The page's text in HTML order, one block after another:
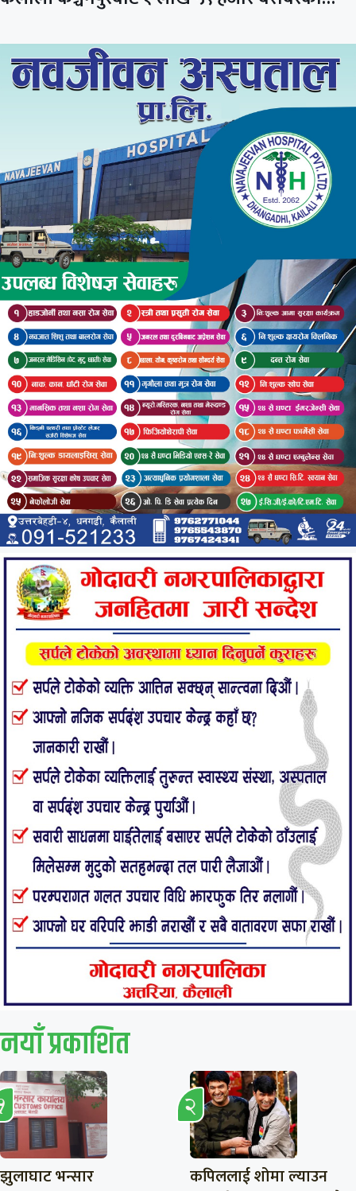
नयाँ प्रकाशित
झुलाघाट भन्सार
कपिललाई शोमा ल्याउन